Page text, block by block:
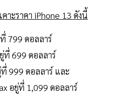
าะราคา iPhone 13 ดังนี้
799 ดอลลาร์
ที่ 699 ดอลลาร์
999 ดอลลาร์ และ
อยู่ที่ 1,099 ดอลลาร์